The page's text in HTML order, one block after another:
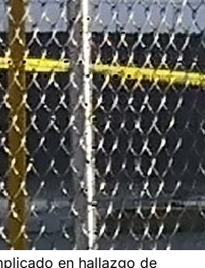
en hallazgo de